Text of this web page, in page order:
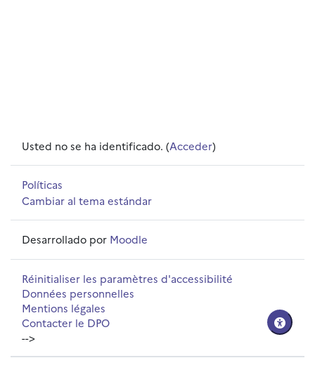
Usted no se ha identificado. (Acceder)
Políticas
Cambiar al tema estándar
Desarrollado por Moodle
Réinitialiser les paramètres d'accessibilité
Données personnelles
Mentions légales
Contacter le DPO
-->